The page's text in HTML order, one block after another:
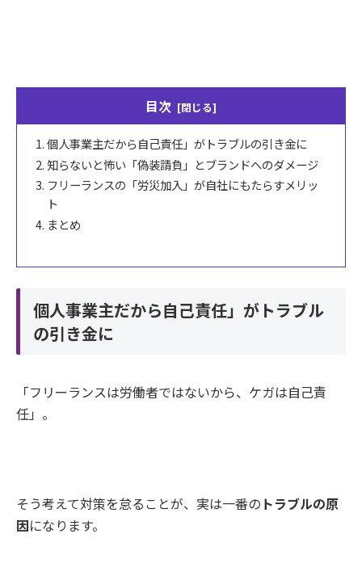
目次
個人事業主だから自己責任」がトラブルの引き金に
知らないと怖い「偽装請負」とブランドへのダメージ
フリーランスの「労災加入」が自社にもたらすメリッ
ト
まとめ
個人事業主だから自己責任」がトラブル
の引き金に
「フリーランスは労働者ではないから、ケガは自己責
任」。
そう考えて対策を怠ることが、実は一番の トラブルの原
因になります。